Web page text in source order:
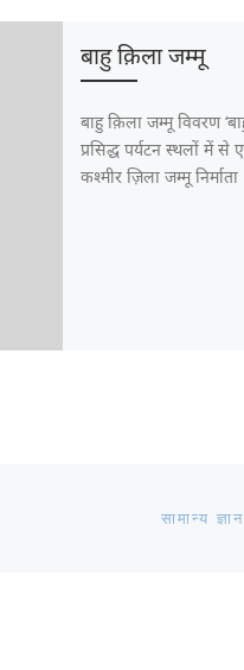
बाहु क़िला जम्मू
बाहु क़िला जम्मू विवरण
प्रसिद्ध पर्यटन स्थलों में
कश्मीर ज़िला जम्मू
सामान्य